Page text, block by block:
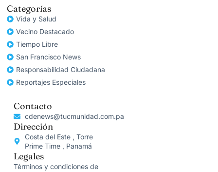
Categorías
Vida y Salud
Vecino Destacado
Tiempo Libre
San Francisco News
Responsabilidad Ciudadana
Reportajes Especiales
Contacto
cdenews@tucmunidad.com.pa
Dirección
Costa del Este , Torre
Prime Time , Panamá
Legales
Términos y condiciones de